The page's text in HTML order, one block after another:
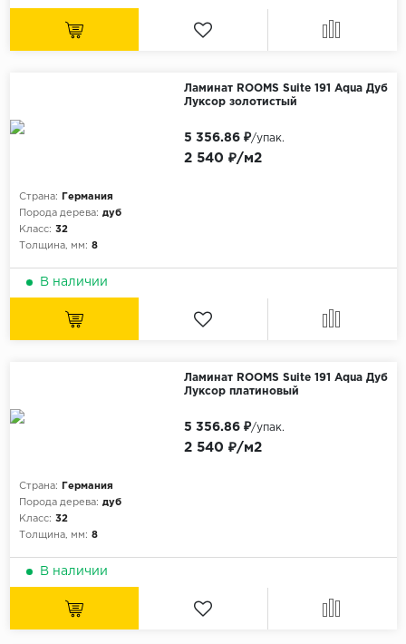
Ламинат ROOMS Suite 191 Aqua Дуб
Луксор золотистый
Страна:
Германия
Порода дерева: дуб
Класс: 32
Толщина, мм: 8
2 540 ₽/м2
5 356.86 ₽/упак.
В наличии
Ламинат ROOMS Suite 191 Aqua Дуб
Луксор платиновый
Страна:
Германия
Порода дерева: дуб
Класс: 32
Толщина, мм: 8
2 540 ₽/м2
5 356.86 ₽/упак.
В наличии